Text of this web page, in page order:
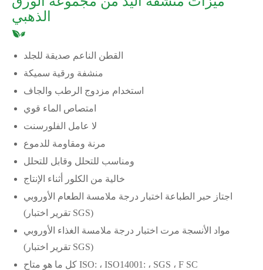
الذهبي
القطن الناعم صديقة للجلد
منشفة ورقية سميكة
استخدام مزدوج الرطب والجاف
امتصاص الماء قوي
لا عامل الفلورسنت
مرنة ومقاومة للدموع
ومناسب للتحلل وقابل للتحلل
خالية من الكلور أثناء الإنتاج
اجتاز حبر الطباعة اختبار درجة ملامسة الطعام الأوروبي
(تقرير اختبار SGS)
مواد الأنسجة مرت اختبار درجة ملامسة الغذاء الأوروبي
(تقرير اختبار SGS)
كل ما هو متاح ISO: ، ISO14001: ، SGS ، F SC